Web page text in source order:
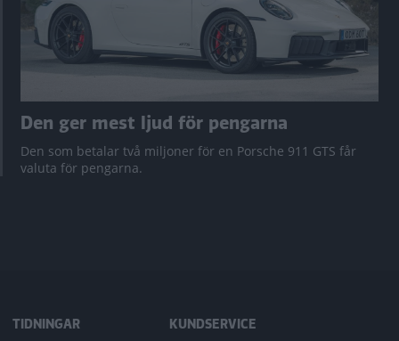
Den ger mest ljud för pengarna
Den som betalar två miljoner för en Porsche 911 GTS får
valuta för pengarna.
TIDNINGAR KUNDSERVICE